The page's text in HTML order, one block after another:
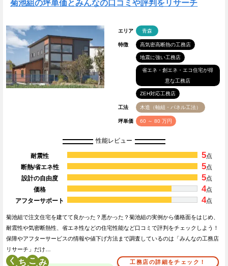
菊池組の坪単価とみんなの口コミや評判をリサーチ
エリア 青森
特徴 高気密高断熱の工務店
地震に強い工務店
省エネ・創エネ・エコ住宅が得
意な工務店
ZEH対応工務店
工法 木造（軸組・パネル工法）
坪単価 60 ～ 80 万円
性能レビュー
耐震性 5点
断熱/省エネ性
5点
設計の自由度
5点
価格
4点
アフターサポート
4点
菊池組で注文住宅を建てて良かった？悪かった？菊池組の実例から価格面をはじめ、
耐震性や気密断熱性、省エネ性などの住宅性能など口コミで評判をチェックしよう！
保障やアフターサービスの情報や値下げ方法まで調査しているのは「みんなの工務店
リサーチ」だけ…
く こ 工務店の詳細をチェック！